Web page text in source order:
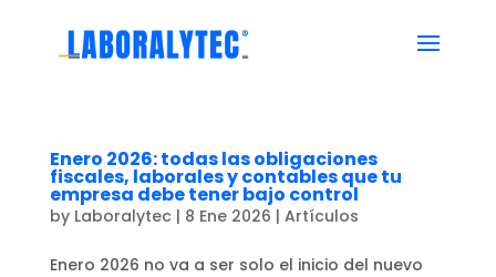
Enero 2026: todas las obligaciones
fiscales, laborales y contables que tu
empresa debe tener bajo control
by Laboralytec | 8 Ene 2026 | Artículos
Enero 2026 no va a ser solo el inicio del nuevo